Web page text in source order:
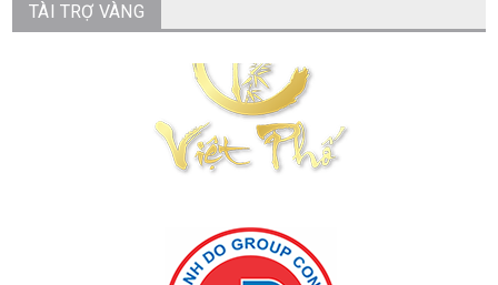
TÀI TRỢ VÀNG